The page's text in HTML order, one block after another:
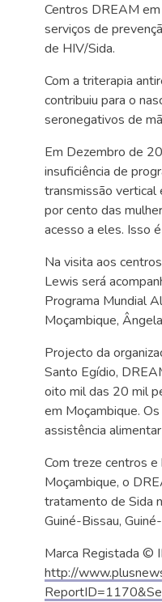
Centros DREAM
serviços de
de HIV/Sida.
Com a triterapia
contribuiu para o
seronegativos de
Em Dezembro de
insuficiência de
transmissão vertical
por cento das
acesso a eles. Isso
Na visita aos
Lewis será
Programa Mundial
Moçambique,
Projecto da
Santo Egídio,
oito mil das 20 mil
em Moçambique.
assistência
Com treze centros
Moçambique, o
tratamento de Sida
Guiné-Bissau,
Marca Registada ©
http://